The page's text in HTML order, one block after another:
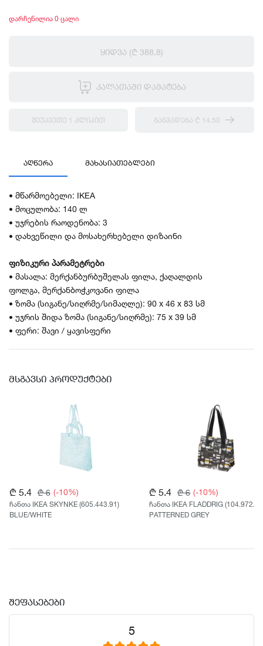
დარჩენილია 0 ცალი
ᲧᲘᲓᲕᲐ (₾ 388.8)
ᲙᲐᲚᲐᲗᲐᲨᲘ ᲓᲐᲛᲐᲢᲔᲑᲐ
ᲨᲔᲣᲙᲕᲔᲗᲔ 1 ᲙᲚᲘᲙᲘᲗ ᲒᲐᲜᲕᲐᲓᲔᲑᲐ ₾ 14.50
ᲐᲦᲬᲔᲠᲐ ᲛᲐᲮᲐᲡᲘᲐᲗᲔᲑᲚᲔᲑᲘ
• მწარმოებელი: IKEA
• მოცულობა: 140 ლ
• უჯრების რაოდენობა: 3
• დახვეწილი და მოსახერხებელი დიზაინი
ფიზიკური პარამეტრები
• მასალა: მერქანბურბუშელას ფილა, ქაღალდის
ფოლგა, მერქანბოჭკოვანი ფილა
• ზომა (სიგანე/სიღრმე/სიმაღლე): 90 x 46 x 83 სმ
• უჯრის შიდა ზომა (სიგანე/სიღრმე): 75 x 39 სმ
• ფერი: შავი / ყავისფერი
ᲛᲡᲒᲐᲕᲡᲘ ᲞᲠᲝᲓᲣᲥᲢᲔᲑᲘ
₾ 5.4 ₾ 6 (-10%)
ჩანთა IKEA SKYNKE (605.443.91)
BLUE/WHITE
₾ 5.4 ₾ 6 (-10%)
ჩანთა IKEA FLADDRIG
PATTERNED GREY
ᲨᲔᲤᲐᲡᲔᲑᲔᲑᲘ
5